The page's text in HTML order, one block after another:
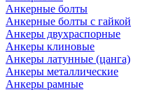
Анкерные болты
Анкерные болты с гайкой
Анкеры двухраспорные
Анкеры клиновые
Анкеры латунные (цанга)
Анкеры металлические
Анкеры рамные